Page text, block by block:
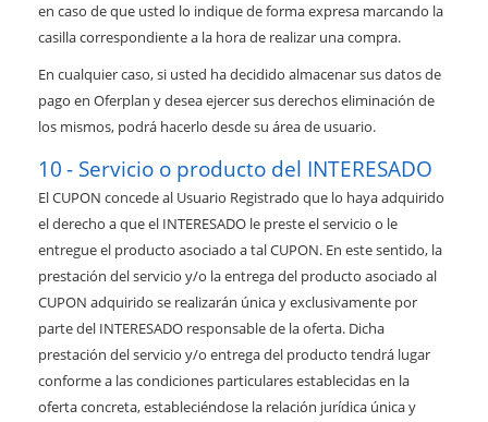
en caso de que usted lo indique de forma expresa marcando la
casilla correspondiente a la hora de realizar una compra.
En cualquier caso, si usted ha decidido almacenar sus datos de
pago en Oferplan y desea ejercer sus derechos eliminación de
los mismos, podrá hacerlo desde su área de usuario.
Servicio o producto del INTERESADO
El CUPON concede al Usuario Registrado que lo haya adquirido
el derecho a que el INTERESADO le preste el servicio o le
entregue el producto asociado a tal CUPON. En este sentido, la
prestación del servicio y/o la entrega del producto asociado al
CUPON adquirido se realizarán única y exclusivamente por
parte del INTERESADO responsable de la oferta. Dicha
prestación del servicio y/o entrega del producto tendrá lugar
conforme a las condiciones particulares establecidas en la
oferta concreta, estableciéndose la relación jurídica única y